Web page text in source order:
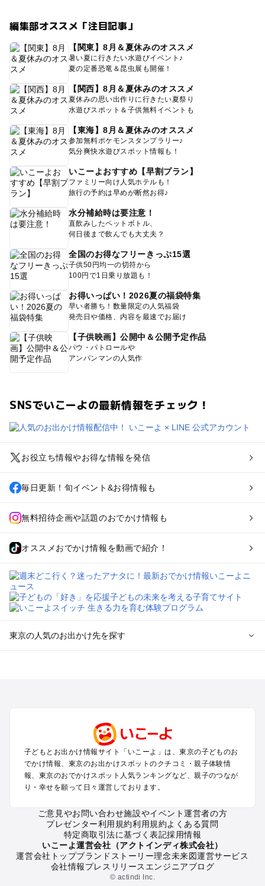
編集部オススメ「注目記事」
【関東】8月＆夏休みのオススメ
暑い夏に行きたい水遊びイベント♪
夏の定番恐竜＆昆虫展も開催！
【関西】8月＆夏休みのオススメ
夏休みの思い出作りに行きたい夏祭り
水遊びスポット＆子供無料イベントも
【東海】8月＆夏休みのオススメ
参加無料ポケモンスタンプラリー♪
気分爽快水遊びスポット情報も！
いこーよおすすめ【早割プラン】
ファミリー向け人気ホテルも！
旅行の予約は早めが断然お得♪
水分補給時は要注意！
直飲みしたペットボトル、
何日後まで飲んでも大丈夫？
全国のお得なフリーきっぷ15選
子供50円均一の切符から
100円で1日乗り放題も！
お得いっぱい！2026夏の福袋特集
早い者勝ち！数量限定の人気福袋
発売日や価格、内容を最速でお届け
【子供映画】公開中＆公開予定作品
パウ・パトロールや
アンパンマンの人気作
SNSでいこーよの最新情報をチェック！
お役立ち情報やお得な情報を発信
毎日更新！旬イベント&お得情報も
無料招待企画や話題のおでかけ情報も
オススメおでかけ情報を動画で紹介！
東京の人気のお出かけ先を探す
町田・相模原・愛川・上野原のプールお出かけ
渋谷・原宿・恵比寿・中目黒・自由が丘のプールお出かけ
池袋・赤羽・王子・巣鴨・目白・石神井のプールお出かけ
新宿・高田馬場・代々木・千駄ヶ谷のプールお出かけ
銀座・丸の内・日本橋・有楽町・築地・月島のプールお出かけ
小金井・小平・西東京・東村山・東久留米のプールお出かけ
府中・調布・狛江のプールお出かけ
青梅・奥多摩のプールお出かけ
蒲田・大森・羽田周辺のプールお出かけ
葛西・新木場・亀戸・亀有・柴又のプールお出かけ
北千住・日暮里・荒川のプールお出かけ
子どもとお出かけ情報サイト「いこーよ」は、東京の子どものお
でかけ情報、東京のお出かけスポットのクチコミ・親子体験情
報、東京のおでかけスポット人気ランキングなど、親子のつなが
り・幸せを願って日々運営しております。
ご意見やお問い合わせ施設やイベント運営者の方
プレゼンター利用規約利用規約よくある質問
特定商取引法に基づく表記採用情報
いこーよ運営会社（アクトインディ株式会社）
運営会社トップブランドストーリー理念未来図運営サービス
会社情報プレスリリース エンジニアブログ
© actindi Inc.